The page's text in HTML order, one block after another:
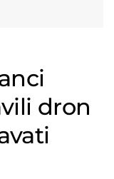
dron